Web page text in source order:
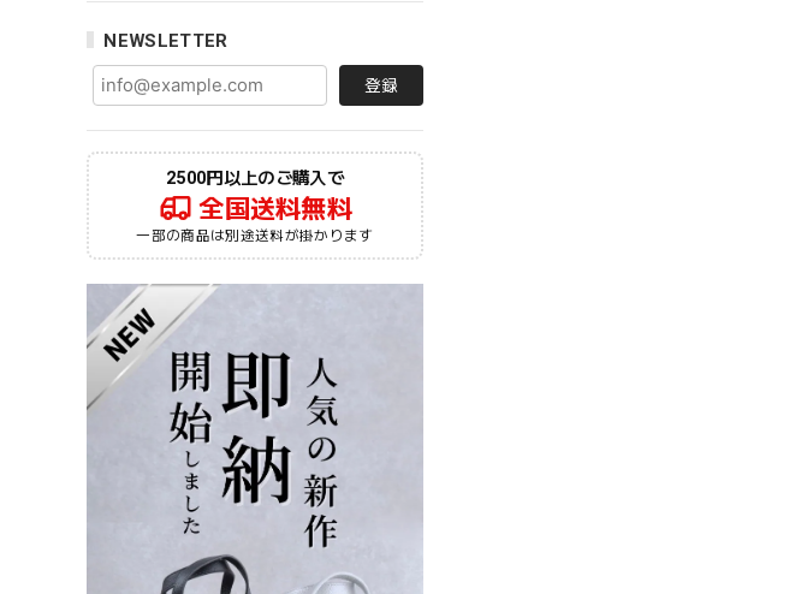
NEWSLETTER
登録
2500円以上のご購入で
全国送料無料
一部の商品は別途送料が掛かります